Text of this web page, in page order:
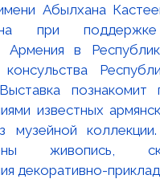
Абылхана
при
Армения в
консульства
познакомит
известных
музейной
живопись,
декоративно-